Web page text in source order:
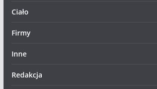
Ciało
Firmy
Inne
Redakcja